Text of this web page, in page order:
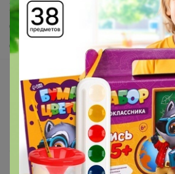
Хиты продаж
Самое желанное
Самое быстрое
Начать зарабатывать с 24-ok
Picabox.ru - Лучшее место для
Розыгрыш - Генератор случайных
Пульс нашего маркетплейса
Укорачиватель ссылок